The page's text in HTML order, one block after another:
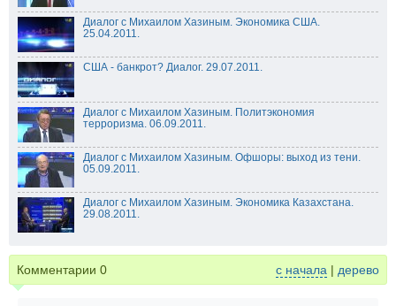
Диалог с Михаилом Хазиным. Экономика США.
25.04.2011.
США - банкрот? Диалог. 29.07.2011.
Диалог с Михаилом Хазиным. Политэкономия
терроризма. 06.09.2011.
Диалог с Михаилом Хазиным. Офшоры: выход из тени.
05.09.2011.
Диалог с Михаилом Хазиным. Экономика Казахстана.
29.08.2011.
Комментарии 0 с начала | дерево